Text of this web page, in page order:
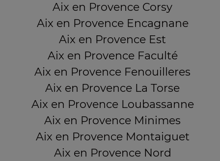
Aix en Provence Corsy
Aix en Provence Encagnane
Aix en Provence Est
Aix en Provence Faculté
Aix en Provence Fenouilleres
Aix en Provence La Torse
Aix en Provence Loubassanne
Aix en Provence Minimes
Aix en Provence Montaiguet
Aix en Provence Nord